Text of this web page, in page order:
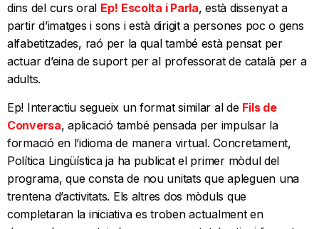
dins del curs oral Ep! Escolta i Parla, està dissenyat a
partir d’imatges i sons i està dirigit a persones poc o gens
alfabetitzades, raó per la qual també està pensat per
actuar d’eina de suport per al professorat de català per a
adults.
Ep! Interactiu segueix un format similar al de Fils de
Conversa, aplicació també pensada per impulsar la
formació en l’idioma de manera virtual. Concretament,
Política Lingüística ja ha publicat el primer mòdul del
programa, que consta de nou unitats que apleguen una
trentena d’activitats. Els altres dos mòduls que
completaran la iniciativa es troben actualment en